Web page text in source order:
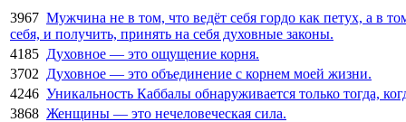
3967 Мужчина не в том, что ведёт себя гордо как петух, а в
себя, и получить, принять на себя духовные законы.
4185 Духовное — это ощущение корня.
3702 Духовное — это объединение с корнем моей жизни.
4246 Уникальность Каббалы обнаруживается только тогда,
3868 Женщины — это нечеловеческая сила.